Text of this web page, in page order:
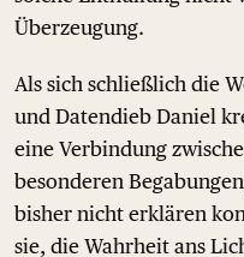
Überzeugung.
Als sich schließlich die
und Datendieb Daniel
eine Verbindung
besonderen
bisher nicht erklären
sie, die Wahrheit ans